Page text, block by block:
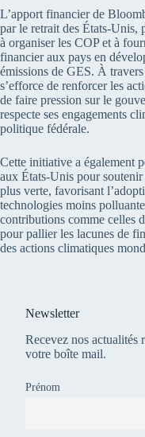
L’apport financier de
par le retrait des États-Unis,
à organiser les COP et à
financier aux pays en
émissions de GES. À
s’efforce de renforcer les
de faire pression sur le
respecte ses engagements
politique fédérale.
Cette initiative a également
aux États-Unis pour
plus verte, favorisant
technologies moins
contributions comme celles
pour pallier les lacunes de
des actions climatiques
Newsletter
Recevez nos actualités
votre boîte mail.
Prénom